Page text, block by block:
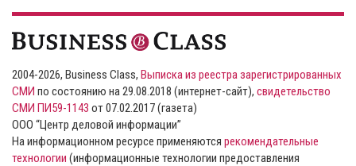
2004-2026, Business Class, Выписка из реестра зарегистрированных
СМИ по состоянию на 29.08.2018 (интернет-сайт), свидетельство
СМИ ПИ59-1143 от 07.02.2017 (газета)
ООО “Центр деловой информации”
На информационном ресурсе применяются рекомендательные
технологии (информационные технологии предоставления